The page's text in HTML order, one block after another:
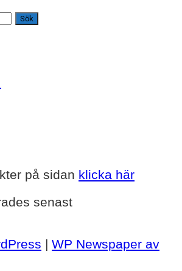
på sidan klicka här
senast
| WP Newspaper av